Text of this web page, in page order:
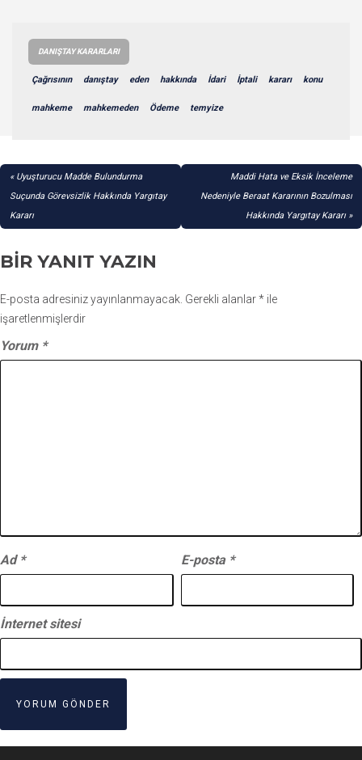
DANIŞTAY KARARLARI
Çağrısının danıştay eden hakkında İdari İptali kararı konu
mahkeme mahkemeden Ödeme temyize
YAZI
GEZINMESI
Uyuşturucu Madde Bulundurma
Suçunda Görevsizlik Hakkında Yargıtay
Kararı
Maddi Hata ve Eksik İnceleme
Nedeniyle Beraat Kararının Bozulması
Hakkında Yargıtay Kararı
BIR YANIT YAZIN
E-posta adresiniz yayınlanmayacak. Gerekli alanlar* ile
işaretlenmişlerdir
Yorum *
Ad * E-posta *
İnternet sitesi